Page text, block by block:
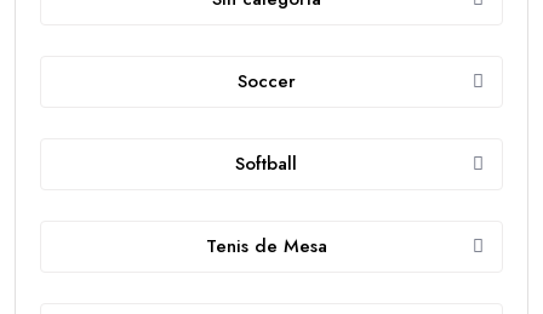
Soccer
Softball
Tenis de Mesa